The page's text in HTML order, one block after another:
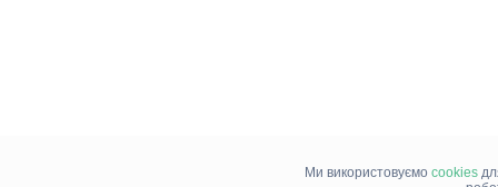
Ми використовуємо cookies